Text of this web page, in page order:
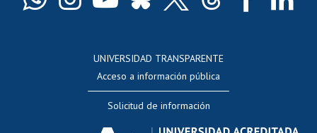
Docentes
Evaluación docente
Calificación académica
UNIVERSIDAD TRANSPARENTE
Acceso a información pública
Solicitud de información